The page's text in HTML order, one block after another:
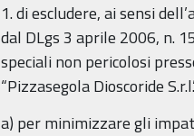
1. di escludere, ai sensi
dal DLgs 3 aprile 2006, n.
speciali non pericolosi
“Pizzasegola Dioscoride
a) per minimizzare gli